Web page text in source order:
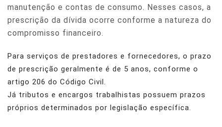
manutenção e contas de consumo. Nesses casos, a
prescrição da dívida ocorre conforme a natureza do
compromisso financeiro.
Para serviços de prestadores e fornecedores, o prazo
de prescrição geralmente é de 5 anos, conforme o
artigo 206 do Código Civil.
Já tributos e encargos trabalhistas possuem prazos
próprios determinados por legislação específica.